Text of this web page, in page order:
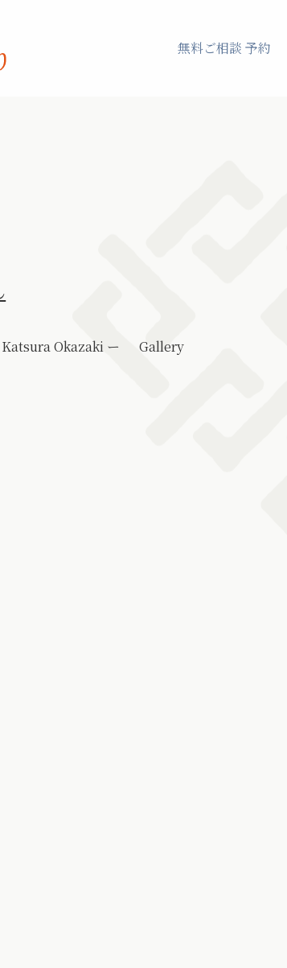
無料ご相談 予約
Katsura Okazaki ー Gallery